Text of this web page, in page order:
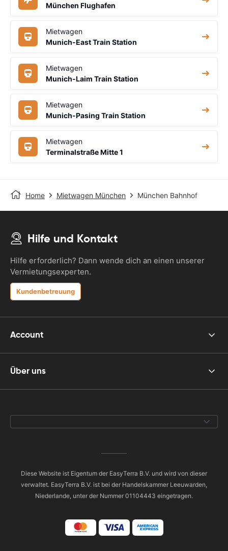
München Flughafen
Mietwagen
Munich-East Train Station
Mietwagen
Munich-Laim Train Station
Mietwagen
Munich-Pasing Train Station
Mietwagen
Terminalstraße Mitte 1
Home Mietwagen München München Bahnhof
Hilfe und Kontakt
Hilfe erforderlich? Dann wende dich an einen unserer
Vermietungsexperten.
Kundenbetreuung
Account
Über uns
Diese Website ist Eigentum der EasyTerra B.V. und wird von dieser
verwaltet. EasyTerra B.V. ist bei der Handelskammer Leeuwarden,
Niederlande, unter der Nummer 01104443 eingetragen.